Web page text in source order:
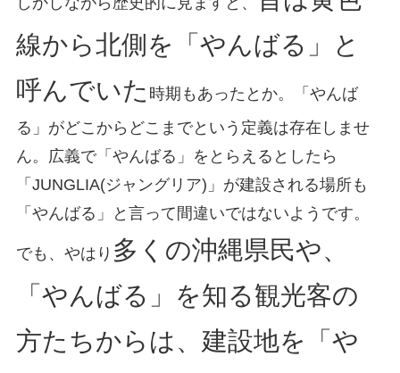
線から北側を「やんばる」と
呼んでいた 時期もあったとか。「やんば
る」がどこからどこまでという定義は存在しませ
ん。広義で「やんばる」をとらえるとしたら
「JUNGLIA(ジャングリア)」が建設される場所も
「やんばる」と言って間違いではないようです。
でも、やはり 多くの沖縄県民や、
「やんばる」を知る観光客の
方たちからは、建設地を「や